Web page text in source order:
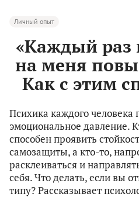
Личный опыт
«Каждый раз
на меня
Как с этим
Психика каждого человека
эмоциональное давление.
способен проявить
самозащиты, а кто-то,
расклеиваться и
себя. Что делать, если вы
типу? Рассказывает